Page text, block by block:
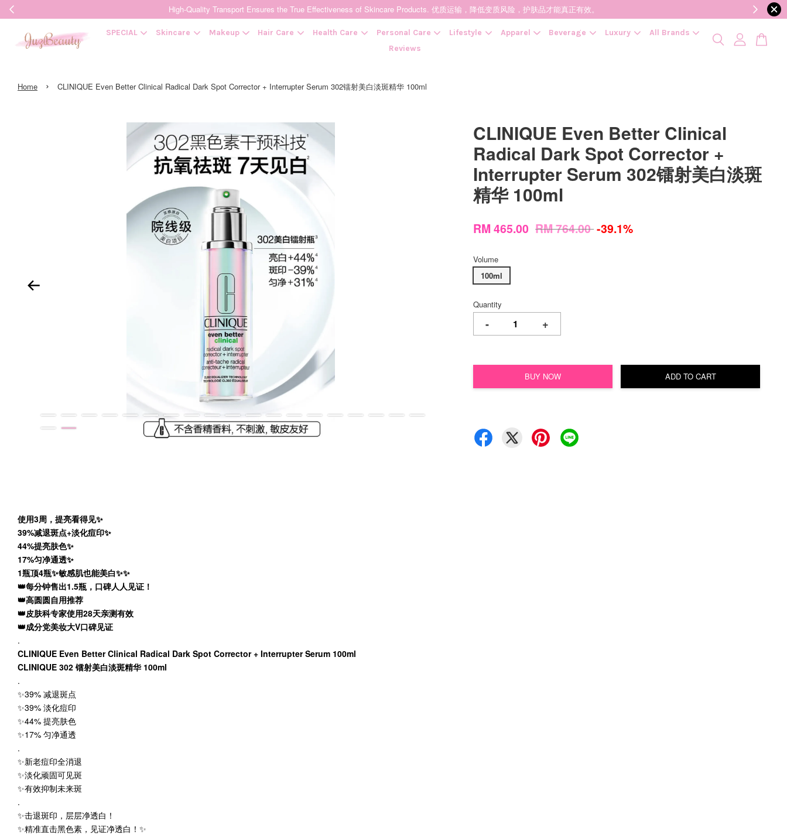
High-Quality Transport Ensures the True Effectiveness of Skincare Products. 优质运输，降低变质风险，护肤品才能真正有效。
SPECIAL Skincare Makeup Hair Care Health Care Personal Care Lifestyle Apparel Beverage Luxury
All Brands
Reviews
Home › CLINIQUE Even Better Clinical Radical Dark Spot Corrector + Interrupter Serum 302镭射美白淡斑精华 100ml
CLINIQUE Even Better Clinical
Radical Dark Spot Corrector +
Interrupter Serum 302镭射美白淡斑
精华 100ml
RM 465.00 RM 764.00-39.1%
Volume
100ml
Quantity
- +
BUY NOW ADD TO CART
使用3周，提亮看得见✨
39%减退斑点+淡化痘印✨
44%提亮肤色✨
17%匀净通透✨
1瓶顶4瓶✨敏感肌也能美白✨✨
👑每分钟售出1.5瓶，口碑人人见证！
👑高圆圆自用推荐
👑皮肤科专家使用28天亲测有效
👑成分党美妆大V口碑见证
.
CLINIQUE Even Better Clinical Radical Dark Spot Corrector + Interrupter Serum 100ml
CLINIQUE 302 镭射美白淡斑精华 100ml
.
✨39% 减退斑点
✨39% 淡化痘印
✨44% 提亮肤色
✨17% 匀净通透
.
✨新老痘印全消退
✨淡化顽固可见斑
✨有效抑制未来斑
.
✨击退斑印，层层净透白！
✨精准直击黑色素，见证净透白！✨